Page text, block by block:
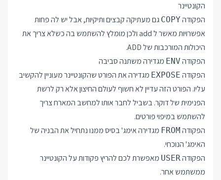
הקונטיינר
הפקודה COPY גם מעתיקה קבצים ותיקיות, אבל יש לה פחות
אפשרויות מאשר ל add ולכן מומלץ להשתמש בה כשלא צריך את
היכולות המורכבות של ADD.
הפקודה ENV מגדירה משתנה סביבה
הפקודה EXPOSE מגדירה את הפורט שהקונטיינר מעוניין להקשיב
עליו. הפורט הזה עדיין לא חשוף לעולם החיצון אלא רק לרשת
הפנימית של דוקר. בשביל לחבר אותו למחשב המארח צריך
להשתמש במיפוי פורטים.
הפקודה FROM מגדירה אימג' בסיס ממנו נתחיל את הבניה של
האימג' הנוכחי.
הפקודהUSER מאפשרת לכם להריץ פקודות על הקונטיינר
ממשתמש אחר.